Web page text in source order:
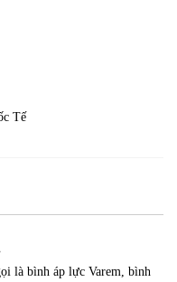
Tế
là bình áp lực Varem, bình